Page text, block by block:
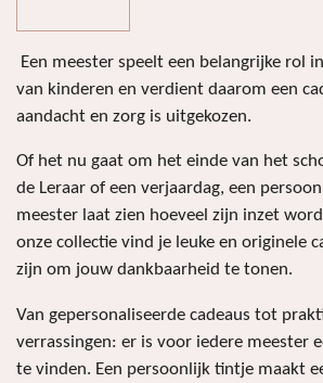
Een meester speelt een belangrijke rol
van kinderen en verdient daarom een
aandacht en zorg is uitgekozen.
Of het nu gaat om het einde van het
de Leraar of een verjaardag, een
meester laat zien hoeveel zijn inzet
onze collectie vind je leuke en originele
zijn om jouw dankbaarheid te tonen.
Van gepersonaliseerde cadeaus tot
verrassingen: er is voor iedere meester
te vinden. Een persoonlijk tintje maakt